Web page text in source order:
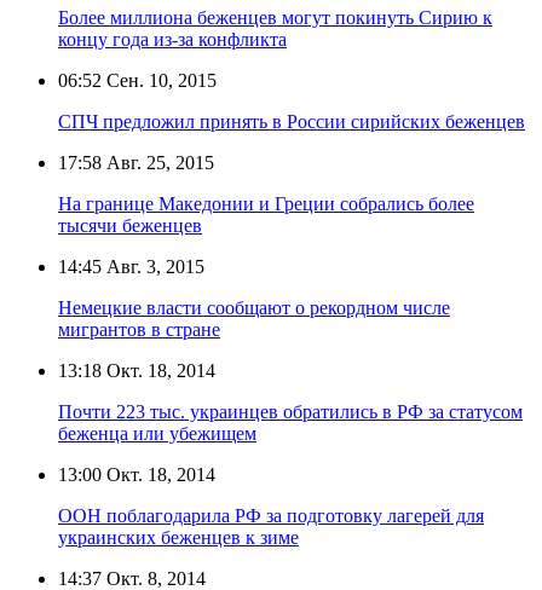
Более миллиона беженцев могут покинуть Сирию к
концу года из-за конфликта
06:52 Сен. 10, 2015
СПЧ предложил принять в России сирийских беженцев
17:58 Авг. 25, 2015
На границе Македонии и Греции собрались более
тысячи беженцев
14:45 Авг. 3, 2015
Немецкие власти сообщают о рекордном числе
мигрантов в стране
13:18 Окт. 18, 2014
Почти 223 тыс. украинцев обратились в РФ за статусом
беженца или убежищем
13:00 Окт. 18, 2014
ООН поблагодарила РФ за подготовку лагерей для
украинских беженцев к зиме
14:37 Окт. 8, 2014